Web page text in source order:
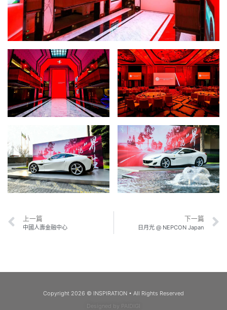
上一篇
中國人壽金融中心
下一篇
日月光 @ NEPCON Japan
Copyright 2026 © INSPIRATION • All Rights Reserved
Designed by PAIDIGI